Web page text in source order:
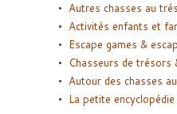
Autres chasses au
Activités enfants et
Escape games &
Chasseurs de trésors
Autour des chasses
La petite encyclopédie